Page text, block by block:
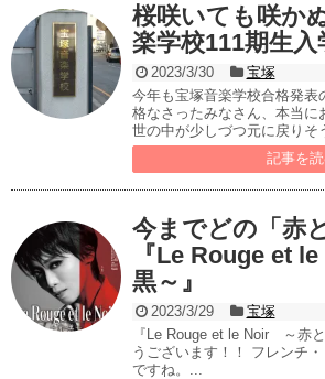
桜咲いても咲か
楽学校111期生入
2023/3/30
宝塚
今年も宝塚音楽学校合格発表
格なさったみなさん、本当に
世の中が少しづつ元に戻りそ
記事を
今までどの「赤
『Le Rouge et
黒～』
2023/3/29
宝塚
『Le Rouge et le Noir ～赤
うございます！！ フレンチ
ですね。...